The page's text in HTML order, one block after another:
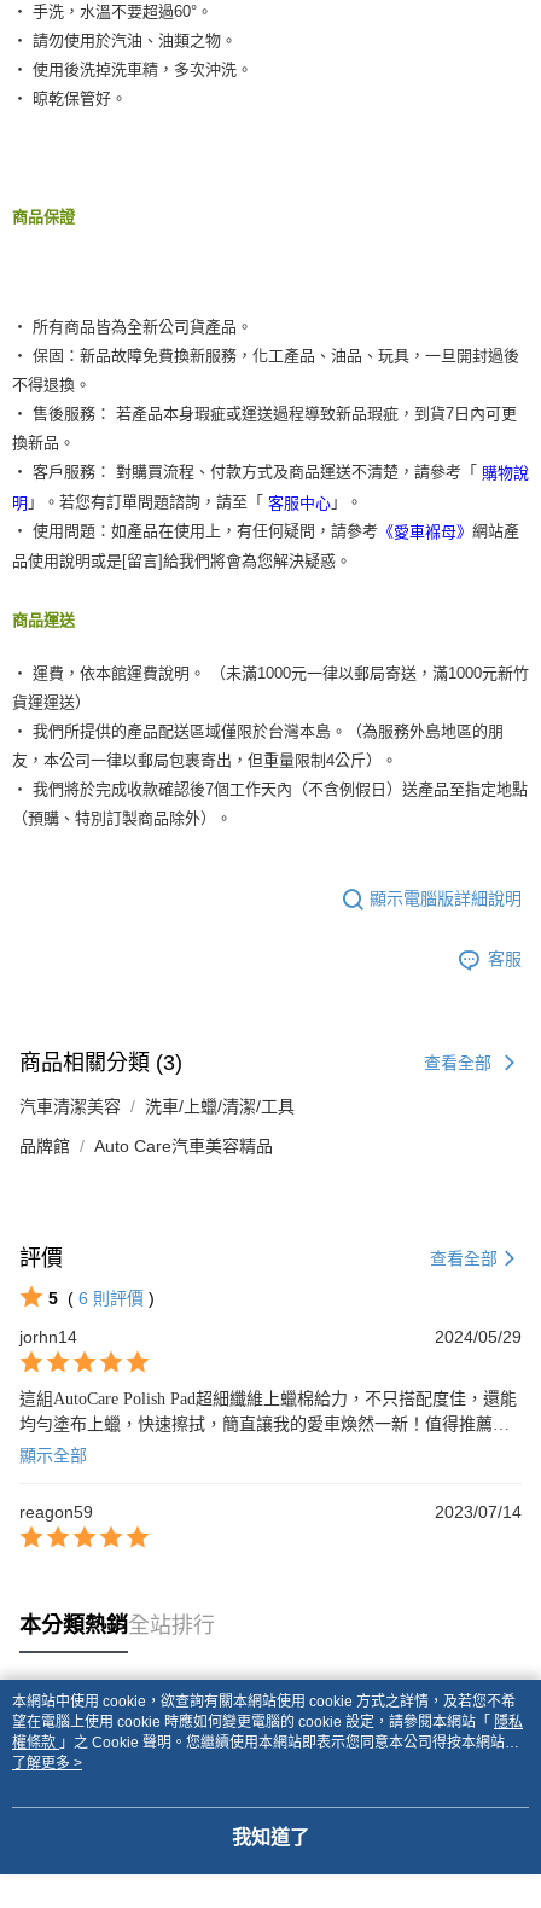
‧ 手洗，水溫不要超過60°。
‧ 請勿使用於汽油、油類之物。
‧ 使用後洗掉洗車精，多次沖洗。
‧ 晾乾保管好。
商品保證
‧ 所有商品皆為全新公司貨產品。
‧ 保固：新品故障免費換新服務，化工產品、油品、玩具，一旦開封過後
不得退換。
‧ 售後服務： 若產品本身瑕疵或運送過程導致新品瑕疵，到貨7日內可更
換新品。
‧ 客戶服務： 對購買流程、付款方式及商品運送不清楚，請參考「 購物說
明 」。若您有訂單問題諮詢，請至「 客服中心 」。
‧ 使用問題：如產品在使用上，有任何疑問，請參考 《愛車褓母》 網站產
品使用說明或是[留言]給我們將會為您解決疑惑。
商品運送
‧ 運費，依本館運費說明。 （未滿1000元一律以郵局寄送，滿1000元新竹
貨運運送）
‧ 我們所提供的產品配送區域僅限於台灣本島。（為服務外島地區的朋
友，本公司一律以郵局包裹寄出，但重量限制4公斤）。
‧ 我們將於完成收款確認後7個工作天內（不含例假日）送產品至指定地點
（預購、特別訂製商品除外）。
顯示電腦版詳細說明
客服
商品相關分類 (3) 查看全部
汽車清潔美容 洗車/上蠟/清潔/工具
品牌館 Auto Care汽車美容精品
評價 查看全部
5 ( 6 則評價 )
jorhn14
2024/05/29
這組AutoCare Polish Pad超細纖維上蠟棉給力，不只搭配度佳，還能
均勻塗布上蠟，快速擦拭，簡直讓我的愛車煥然一新！值得推薦的
好用產品！
顯示全部
reagon59 2023/07/14
本分類熱銷全站排行
熱門標籤
本網站中使用 cookie，欲查詢有關本網站使用 cookie 方式之詳情，及若您不希
望在電腦上使用 cookie 時應如何變更電腦的 cookie 設定，請參閱本網站「 隱私
權條款 」之 Cookie 聲明。您繼續使用本網站即表示您同意本公司得按本網站使
用條款之 Cookie 聲明使用 cookie。
了解更多 >
我知道了